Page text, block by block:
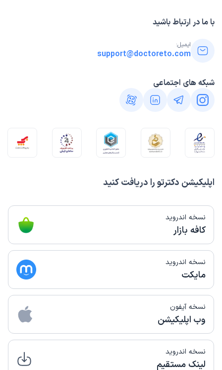
اپلیکیشن دکترتو را دریافت کنید
نسخه اندروید
کافه بازار
نسخه اندروید
مایکت
نسخه آیفون
وب اپلیکیشن
نسخه اندروید
لینک مستقیم
با ما در ارتباط باشید
ایمیل:
support@doctoreto.com
شبکه های اجتماعی